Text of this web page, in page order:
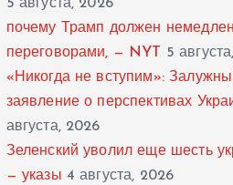
5 августа, 2026
почему Трамп должен
переговорами, — NYT
5
«Никогда не вступим»:
заявление о перспективах
августа, 2026
Зеленский уволил еще шесть
— указы 4 августа, 2026